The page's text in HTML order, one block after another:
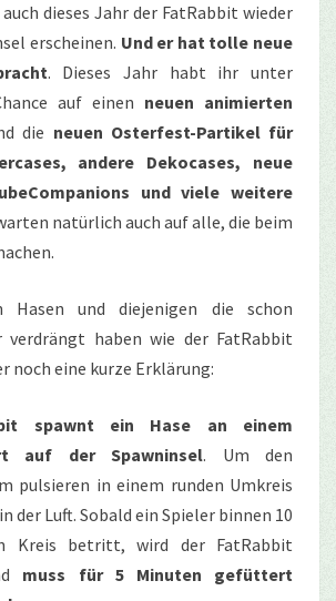
dieses Jahr der FatRabbit wieder
erscheinen. Und er hat tolle neue
. Dieses Jahr habt ihr unter
auf einen neuen animierten
die neuen Osterfest-Partikel für
andere Dekocases, neue
und viele weitere
natürlich auch auf alle, die beim
Hasen und diejenigen die schon
verdrängt haben wie der FatRabbit
noch eine kurze Erklärung:
spawnt ein Hase an einem
auf der Spawninsel. Um den
pulsieren in einem runden Umkreis
der Luft. Sobald ein Spieler binnen 10
Kreis betritt, wird der FatRabbit
muss für 5 Minuten gefüttert